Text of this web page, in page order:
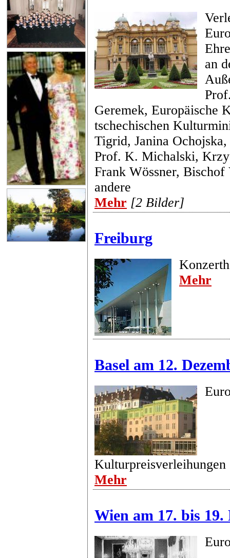
an
Geremek, Europäische
tschechischen
Tigrid, Janina
Prof. K. Michalski,
Frank Wössner,
andere
Mehr [2 Bilder]
Freiburg
Mehr
Basel am 12.
Kulturpreisverleihungen
Mehr
Wien am 17. bis 19.